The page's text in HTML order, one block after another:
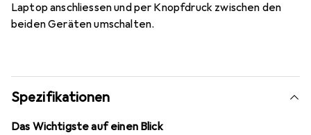
Laptop anschliessen und per Knopfdruck zwischen den
beiden Geräten umschalten.
Spezifikationen
Das Wichtigste auf einen Blick